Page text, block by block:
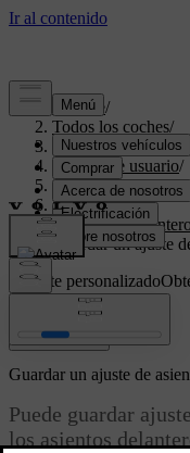
Soporte/
Todos los coches/
XC60 2024/
Manual de usuario/
Confort interior y
Asientos/
Asientos
Guardar un ajuste
Soporte personalizado
específico.
Iniciar sesión
Guardar un ajuste de
Puede guardar
los asientos